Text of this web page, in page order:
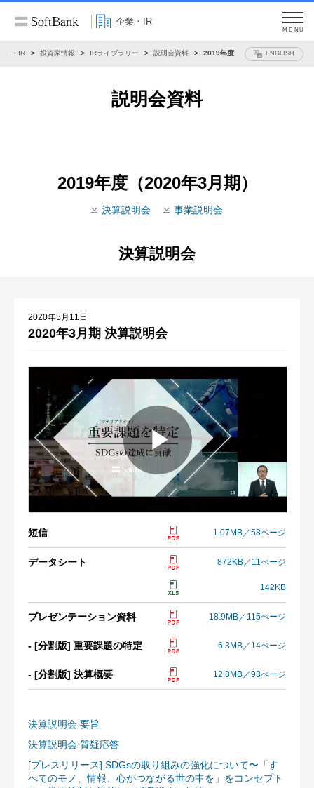
企業・IR
MENU
業・IR 投資家情報 IRライブラリー 説明会資料 2019年度 ENGLISH
説明会資料
2019年度（2020年3月期）
決算説明会 事業説明会
決算説明会
2020年3月期 決算説明会
2020年5月11日
短信 1.07MB／58ページ
データシート 872KB／11ぺージ
142KB
プレゼンテーション資料 18.9MB／115ぺージ
- [分割版] 重要課題の特定 6.3MB／14ぺージ
- [分割版] 決算概要 12.8MB／93ぺージ
決算説明会 要旨
決算説明会 質疑応答
[プレスリリース] SDGsの取り組みの強化について〜「す
べてのモノ、情報、心がつながる世の中を」をコンセプト